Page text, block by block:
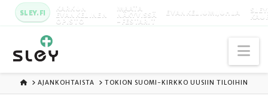
SLEY.FI KARKUN
EVANKELINEN
OPISTO
MAATA
NÄKYVISSÄ
-FESTARIT
EVANKELIUMIJUHLA
ETUSIVU
AJANKOHTAISTA TOKION SUOMI-KIRKKO UUSIIN TILOIHIN